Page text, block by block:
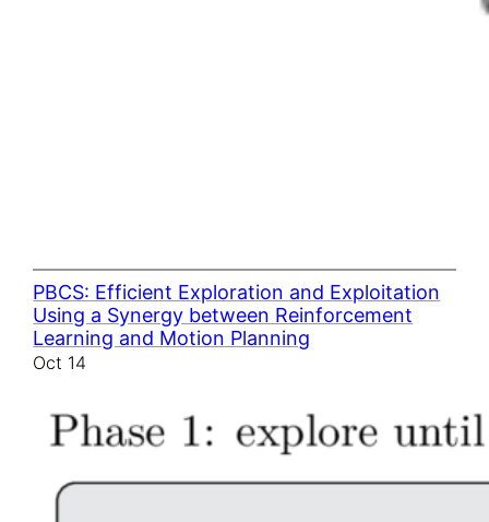
PBCS: Efficient Exploration and Exploitation
Using a Synergy between Reinforcement
Learning and Motion Planning
Oct 14